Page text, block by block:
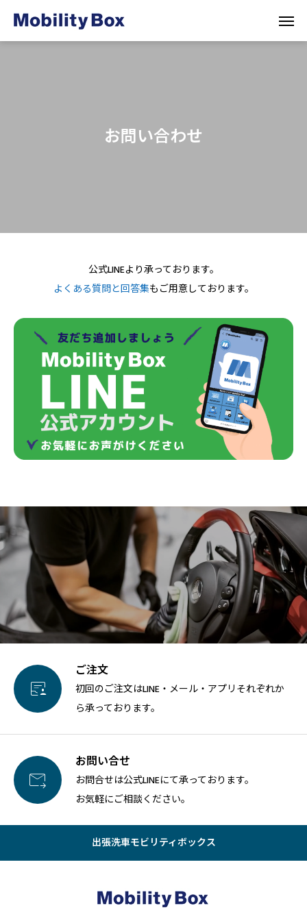
お問い合わせ
公式LINEより承っております。
よくある質問と回答集もご用意しております。

ご注文
初回のご注文はLINE・メール・アプリそれぞれか
ら承っております。

お問い合せ
お問合せは公式LINEにて承っております。
お気軽にご相談ください。
出張洗車モビリティボックス